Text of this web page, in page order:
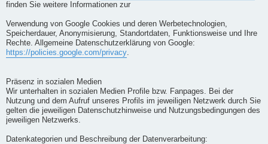
finden Sie weitere Informationen zur
Verwendung von Google Cookies und deren Werbetechnologien,
Speicherdauer, Anonymisierung, Standortdaten, Funktionsweise und Ihre
Rechte. Allgemeine Datenschutzerklärung von Google:
https://policies.google.com/privacy.
Präsenz in sozialen Medien
Wir unterhalten in sozialen Medien Profile bzw. Fanpages. Bei der
Nutzung und dem Aufruf unseres Profils im jeweiligen Netzwerk durch Sie
gelten die jeweiligen Datenschutzhinweise und Nutzungsbedingungen des
jeweiligen Netzwerks.
Datenkategorien und Beschreibung der Datenverarbeitung: